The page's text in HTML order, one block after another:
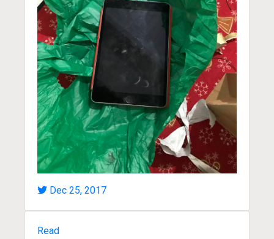
Dec 25, 2017
Read